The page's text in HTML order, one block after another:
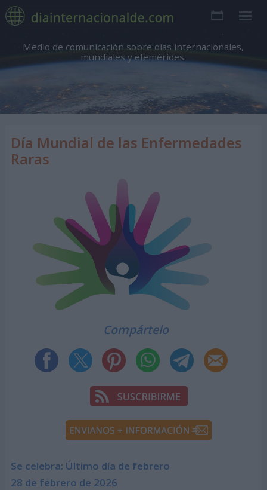
Medio de comunicación sobre días internacionales,
mundiales y efemérides.
Día Mundial de las Enfermedades
Raras
Compártelo
Se celebra: Último día de febrero
28 de febrero de 2026